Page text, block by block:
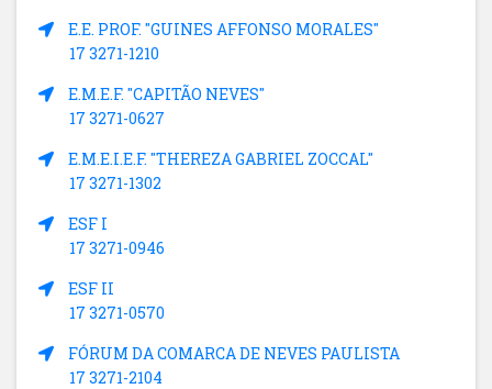
E.E. PROF. "GUINES AFFONSO MORALES"
17 3271-1210
E.M.E.F. "CAPITÃO NEVES"
17 3271-0627
E.M.E.I.E.F. "THEREZA GABRIEL ZOCCAL"
17 3271-1302
ESF I
17 3271-0946
ESF II
17 3271-0570
FÓRUM DA COMARCA DE NEVES PAULISTA
17 3271-2104